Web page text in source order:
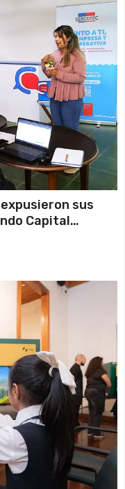
sus
Capital